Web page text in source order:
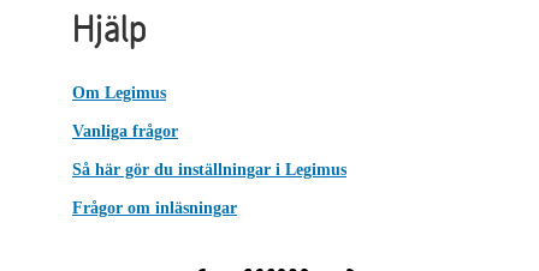
Hjälp
Om Legimus
Vanliga frågor
Så här gör du inställningar i Legimus
Frågor om inläsningar